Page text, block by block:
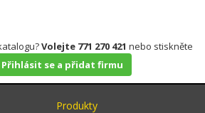
Volejte 771 270 421 nebo stiskněte
Přihlásit se a přidat firmu
Produkty